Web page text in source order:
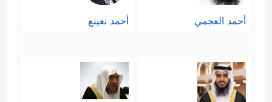
أحمد العجمي أحمد نعينع